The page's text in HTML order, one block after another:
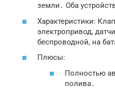
земли․ Оба
Характеристики:
электропривод,
беспроводной, на
Плюсы:
Полностью
полива․